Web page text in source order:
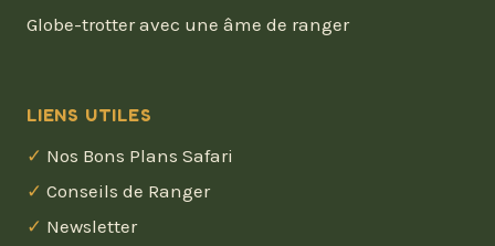
Globe-trotter avec une âme de ranger
LIENS UTILES
Nos Bons Plans Safari
Conseils de Ranger
Newsletter